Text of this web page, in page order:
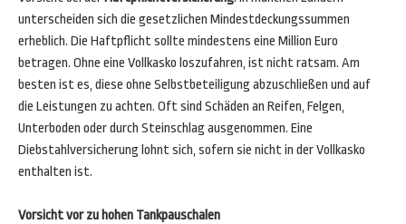
unterscheiden sich die gesetzlichen Mindestdeckungssummen
erheblich. Die Haftpflicht sollte mindestens eine Million Euro
betragen. Ohne eine Vollkasko loszufahren, ist nicht ratsam. Am
besten ist es, diese ohne Selbstbeteiligung abzuschließen und auf
die Leistungen zu achten. Oft sind Schäden an Reifen, Felgen,
Unterboden oder durch Steinschlag ausgenommen. Eine
Diebstahlversicherung lohnt sich, sofern sie nicht in der Vollkasko
enthalten ist.
Vorsicht vor zu hohen Tankpauschalen